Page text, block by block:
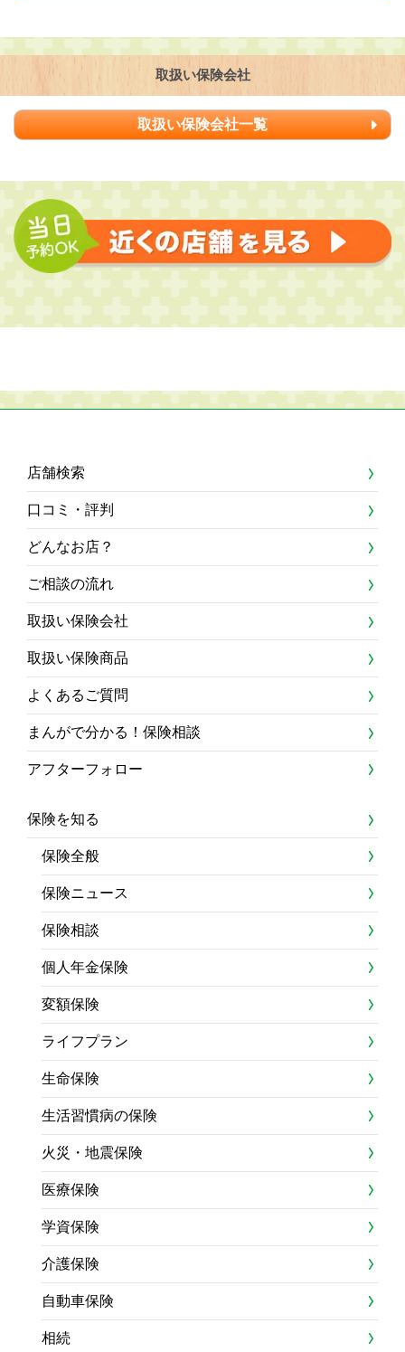
取扱い保険会社
取扱い保険会社一覧
店舗検索
口コミ・評判
どんなお店？
ご相談の流れ
取扱い保険会社
取扱い保険商品
よくあるご質問
まんがで分かる！保険相談
アフターフォロー
保険を知る
保険全般
保険ニュース
保険相談
個人年金保険
変額保険
ライフプラン
生命保険
生活習慣病の保険
火災・地震保険
医療保険
学資保険
介護保険
自動車保険
相続